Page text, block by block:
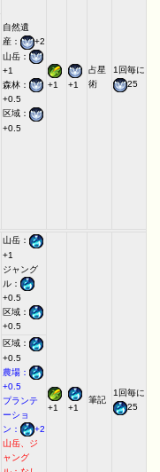
自然遺
産：
+2
山岳：
+1
森林：
+0.5
区域：
+0.5
+1 +1
占星
術
1回毎に
25
山岳：
+1
ジャング
ル：
+0.5
区域：
+0.5
+1 +1
筆記
1回毎に
25
区域：
+0.5
農場：
+0.5
プランテ
ーショ
ン：
+2
山岳、ジ
ャング